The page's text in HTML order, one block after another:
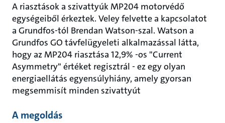
A riasztások a szivattyúk MP204 motorvédő
egységeiből érkeztek. Veley felvette a kapcsolatot
a Grundfos-tól Brendan Watson-szal. Watson a
Grundfos GO távfelügyeleti alkalmazással látta,
hogy az MP204 riasztása 12,9% -os "Current
Asymmetry" értéket regisztrál - ez egy olyan
energiaellátás egyensúlyhiány, amely gyorsan
megsemmisít minden szivattyút
A megoldás